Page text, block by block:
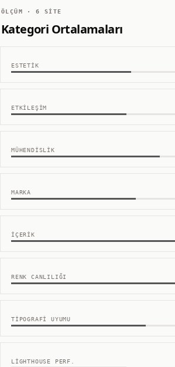
ÖLÇÜM ·6 SITE
Kategori Ortalamaları
ESTETIK
ETKILEŞIM
MÜHENDISLIK
MARKA
İÇERIK
RENK CANLILIĞI
TIPOGRAFI UYUMU
LIGHTHOUSE PERF.